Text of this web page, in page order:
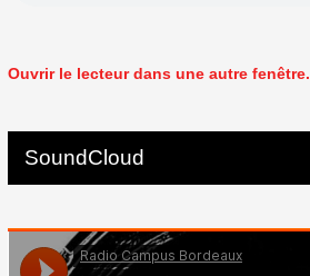
Ouvrir le lecteur dans une autre fenêtre.
SoundCloud